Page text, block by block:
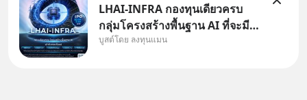
LHAI-INFRA กองทุนเดียวครบ
กลุ่มโครงสร้างพื้นฐาน AI ที่จะมี
งบลงทุนครั้งใหญ่ในประวัติศาสตร์
บูสต์โดย ลงทุนแมน